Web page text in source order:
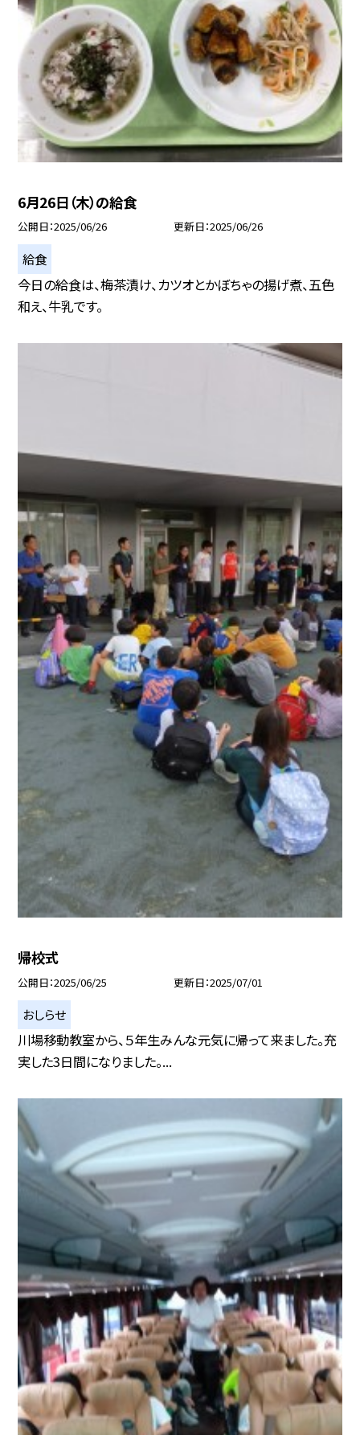
6月26日（木）の給食
公開日 2025/06/26 更新日 2025/06/26
給食
今日の給食は、梅茶漬け、カツオとかぼちゃの揚げ煮、五色
和え、牛乳です。
帰校式
公開日 2025/06/25 更新日 2025/07/01
おしらせ
川場移動教室から、５年生みんな元気に帰って来ました。充
実した3日間になりました。...